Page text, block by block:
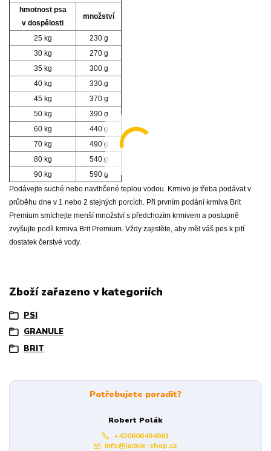
hmotnost psa
v dospělosti
množství
25 kg
230 g
30 kg
270 g
35 kg
300 g
40 kg
330 g
45 kg
370 g
50 kg
390 g
60 kg
440 g
70 kg
490 g
80 kg
540 g
90 kg
590 g
Podávejte suché nebo navlhčené teplou vodou. Krmivo je třeba podávat v
průběhu dne v 1 nebo 2 stejných porcích. Při prvním podání krmiva Brit
Premium smíchejte menší množství s předchozím krmivem a postupně
zvyšujte podíl krmiva Brit Premium. Vždy zajistěte, aby měl váš pes k pití
dostatek čerstvé vody.
Zboží zařazeno v kategoriích
PSI
GRANULE
BRIT
Potřebujete poradit?
Robert Polák
+420606494961
info@jackie-shop.cz